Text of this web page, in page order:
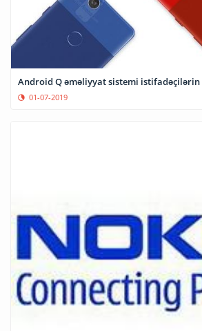
Android Q əməliyyat sistemi
01-07-2019